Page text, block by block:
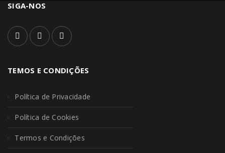
SIGA-NOS
TEMOS E CONDIÇÕES
Política de Privacidade
Política de Cookies
Termos e Condições